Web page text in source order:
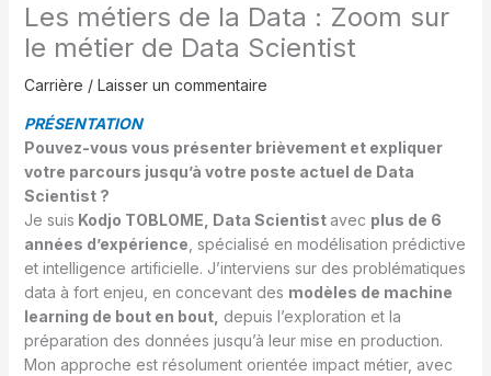
Les métiers de la Data : Zoom sur
le métier de Data Scientist
Carrière / Laisser un commentaire
PRÉSENTATION
Pouvez-vous vous présenter brièvement et expliquer
votre parcours jusqu’à votre poste actuel de Data
Scientist ?
Je suis Kodjo TOBLOME, Data Scientistavec plus de 6
années d’expérience , spécialisé en modélisation prédictive
et intelligence artificielle. J’interviens sur des problématiques
data à fort enjeu, en concevant des modèles de machine
learning de bout en bout, depuis l’exploration et la
préparation des données jusqu’à leur mise en production.
Mon approche est résolument orientée impact métier, avec